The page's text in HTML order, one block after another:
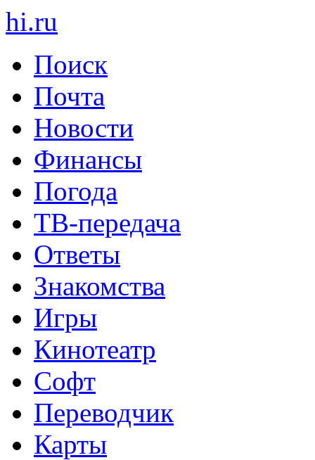
hi.ru
Поиск
Почта
Новости
Финансы
Погода
ТВ-передача
Ответы
Знакомства
Игры
Кинотеатр
Софт
Переводчик
Карты